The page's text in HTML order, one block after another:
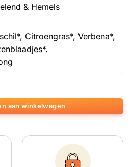
& Hemels
Citroengras*, Verbena*,
aan winkelwagen